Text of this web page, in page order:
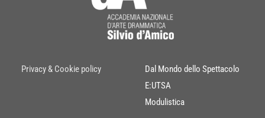
Privacy & Cookie policy
Dal Mondo dello Spettacolo
E:UTSA
Modulistica